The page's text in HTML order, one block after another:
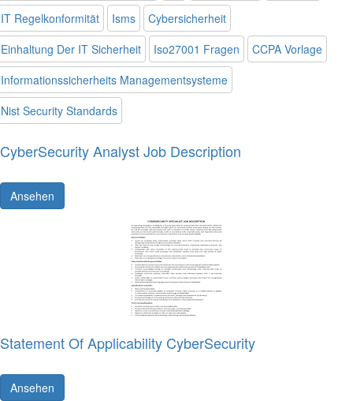
IT Regelkonformität
Isms
Cybersicherheit
Einhaltung Der IT Sicherheit
Iso27001 Fragen
CCPA Vorlage
Informationssicherheits Managementsysteme
Nist Security Standards
CyberSecurity Analyst Job Description
Ansehen
Statement Of Applicability CyberSecurity
Ansehen